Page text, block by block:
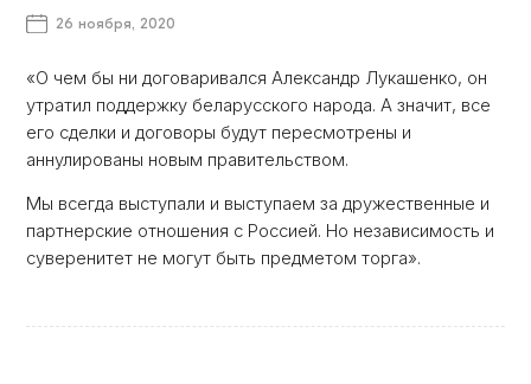
26 ноября, 2020
«О чем бы ни договаривался Александр Лукашенко, он
утратил поддержку беларусского народа. А значит, все
его сделки и договоры будут пересмотрены и
аннулированы новым правительством.
Мы всегда выступали и выступаем за дружественные и
партнерские отношения с Россией. Но независимость и
суверенитет не могут быть предметом торга».